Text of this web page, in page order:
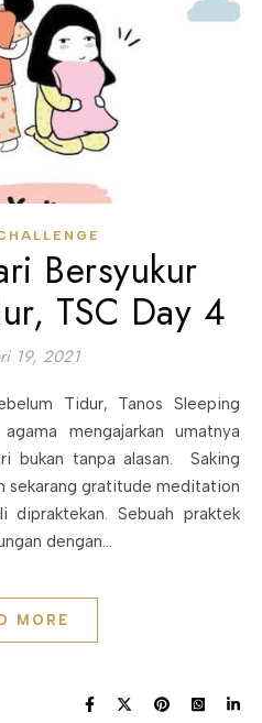
Bersyukur
TSC Day 4
19, 2021
mengajarkan umatnya
bukan tanpa alasan. Saking
sekarang gratitude meditation
dipraktekan. Sebuah praktek
dengan…
MORE